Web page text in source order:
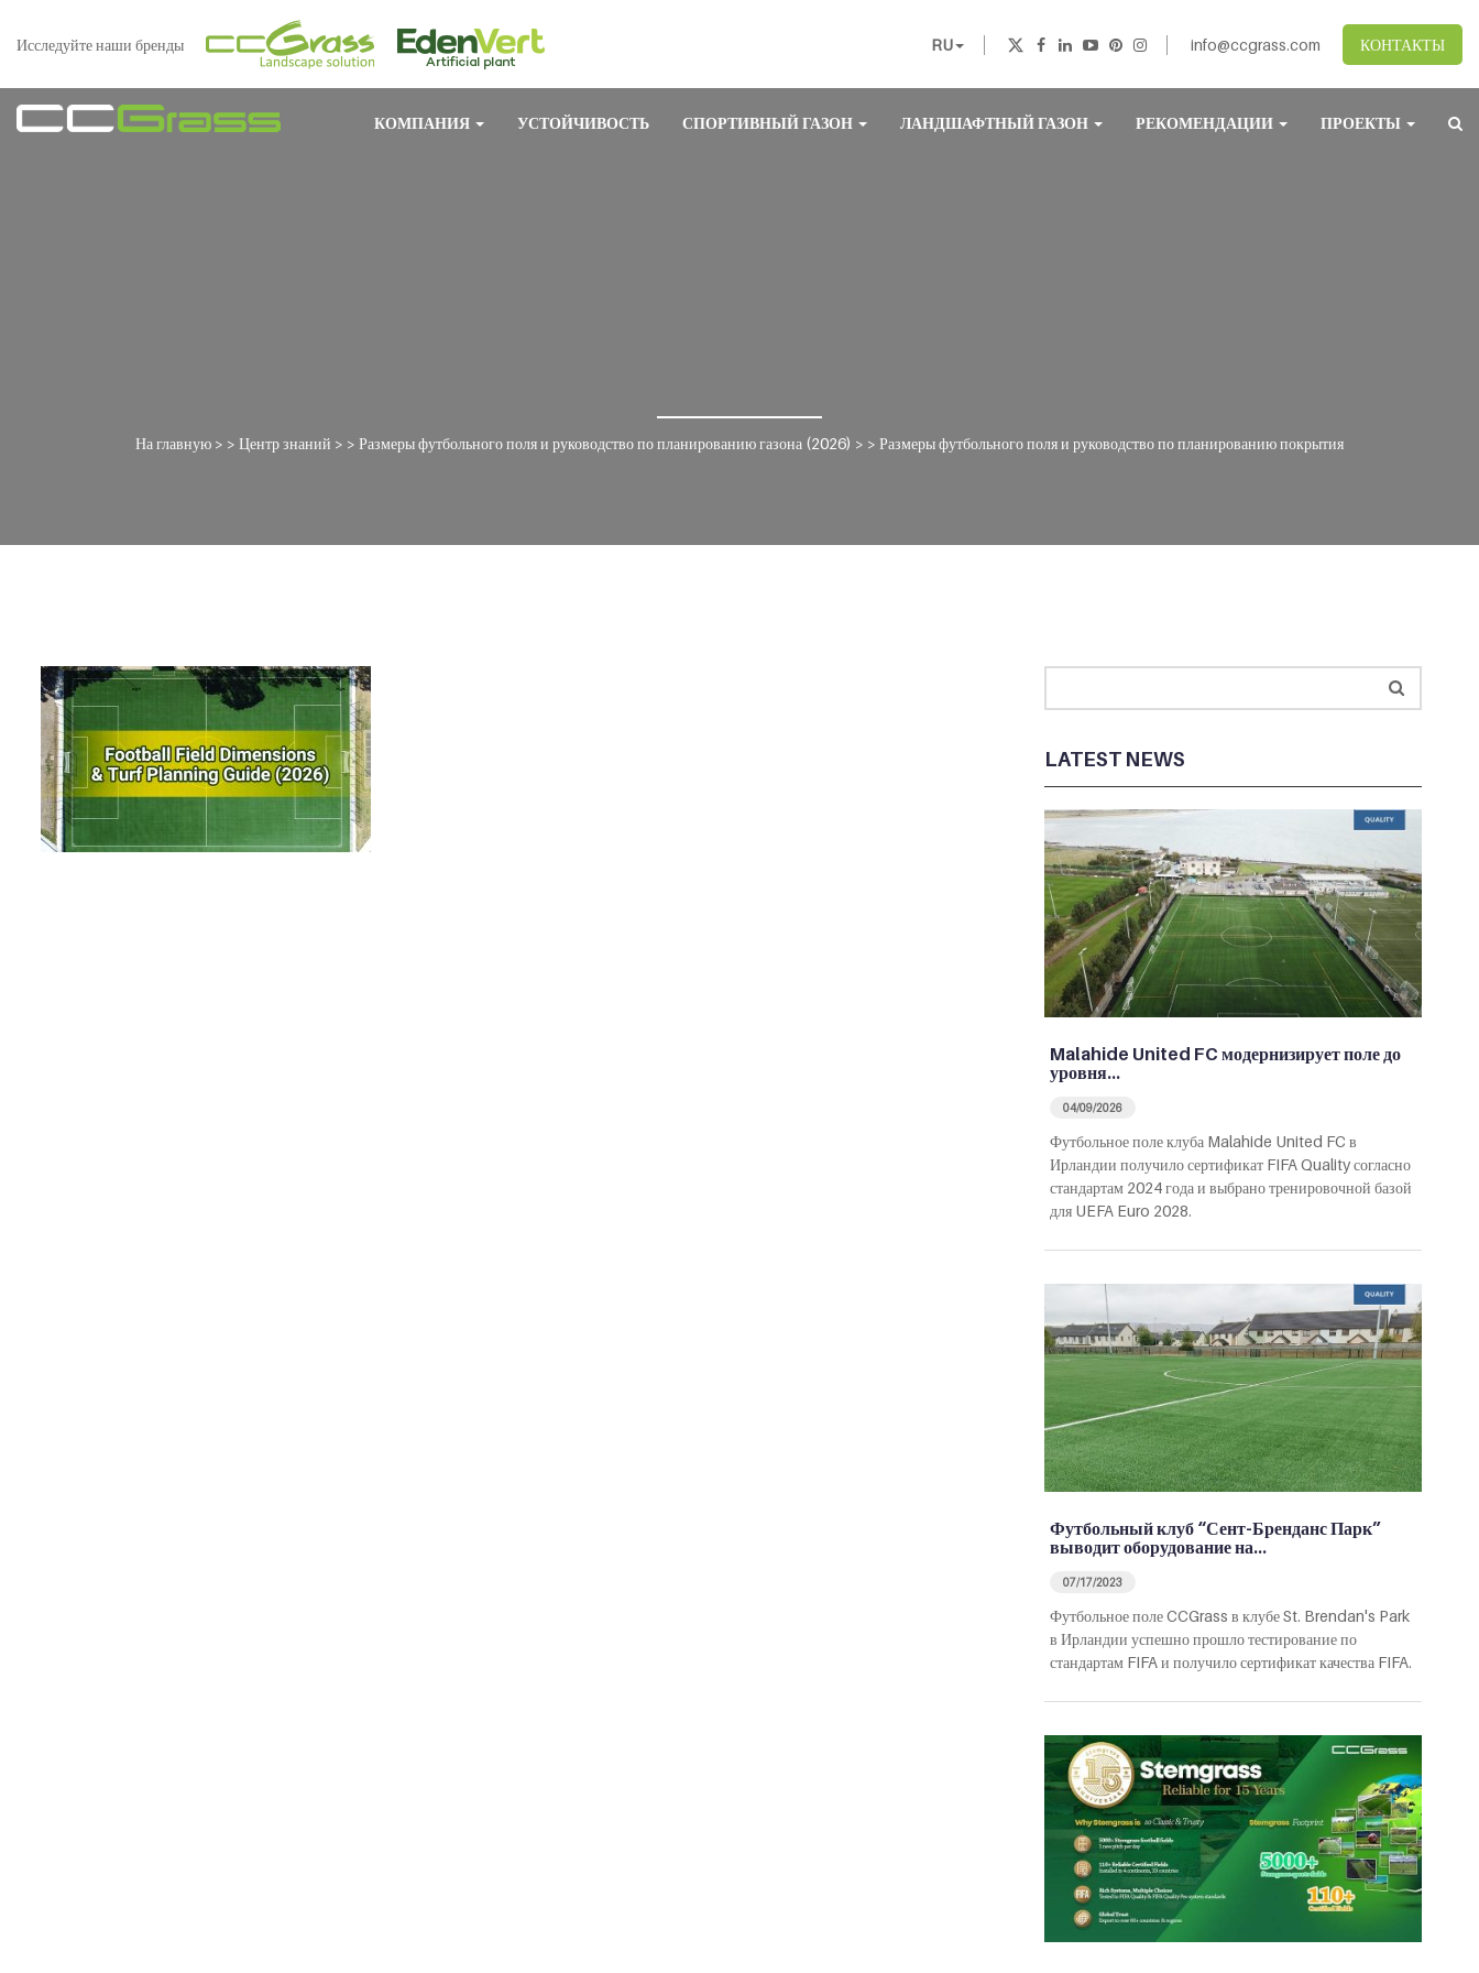
Исследуйте наши бренды RU info@ccgrass.com КОНТАКТЫ
КОМПАНИЯ УСТОЙЧИВОСТЬ СПОРТИВНЫЙ ГАЗОН ЛАНДШАФТНЫЙ ГАЗОН РЕКОМЕНДАЦИИ ПРОЕКТЫ
На главную > > Центр знаний > > Размеры футбольного поля и руководство по планированию газона (2026) > > Размеры футбольного поля и руководство по планированию покрытия
LATEST NEWS
Malahide United FC модернизирует поле до
уровня…
04/09/2026
Футбольное поле клуба Malahide United FC в
Ирландии получило сертификат FIFA Quality согласно
стандартам 2024 года и выбрано тренировочной базой
для UEFA Euro 2028.
Футбольный клуб “Сент-Бренданс Парк”
выводит оборудование на…
07/17/2023
Футбольное поле CCGrass в клубе St. Brendan's Park
в Ирландии успешно прошло тестирование по
стандартам FIFA и получило сертификат качества FIFA.